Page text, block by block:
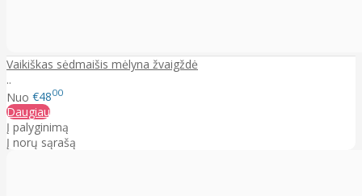
Vaikiškas sėdmaišis mėlyna žvaigždė
..
Nuo €4800
Daugiau
Į palyginimą
Į norų sąrašą